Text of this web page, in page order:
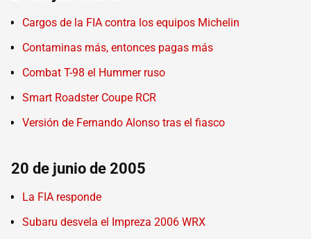
Cargos de la FIA contra los equipos Michelin
Contaminas más, entonces pagas más
Combat T-98 el Hummer ruso
Smart Roadster Coupe RCR
Versión de Fernando Alonso tras el fiasco
20 de junio de 2005
La FIA responde
Subaru desvela el Impreza 2006 WRX